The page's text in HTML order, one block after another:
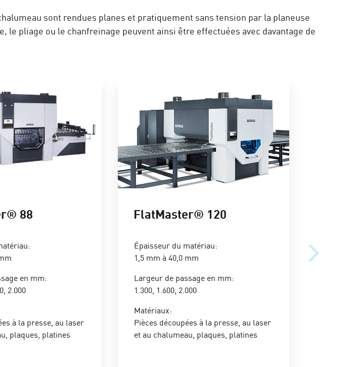
sont rendues planes et pratiquement sans tension par la planeuse
pliage ou le chanfreinage peuvent ainsi être effectuées avec davantage de
88
en mm:
2.000
à la presse, au laser
plaques, platines
FlatMaster® 120
Épaisseur du matériau:
1,5 mm à 40,0 mm
Largeur de passage en mm:
1.300, 1.600, 2.000
Matériaux:
Pièces découpées à la presse, au laser
et au chalumeau, plaques, platines